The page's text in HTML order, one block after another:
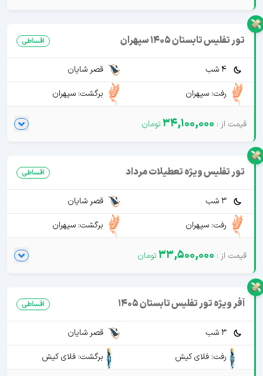
تور تفلیس تابستان 1405 سپهران اقساطی
4 شب
قصر شایان
رفت: سپهران
برگشت: سپهران
34,100,000
تور تفلیس ویژه تعطیلات مرداد اقساطی
3 شب
قصر شایان
رفت: سپهران
برگشت: سپهران
33,500,000
آفر ویژه تور تفلیس تابستان 1405 اقساطی
3 شب
قصر شایان
رفت: فلای کیش
برگشت: فلای کیش